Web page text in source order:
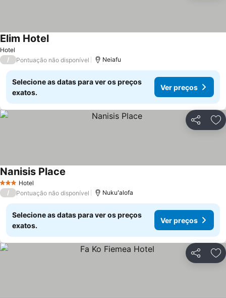
Hotel
Elim HotelVer preços
/ Pontuação não disponível Neiafu
Selecione as datas para ver os preços
exatos.
Ver preços
Partilhar
3 EstrelasHotel
Nanisis Place
/ Pontuação não disponível Nukuʻalofa
Selecione as datas para ver os preços
exatos.
Ver preços
Partilhar